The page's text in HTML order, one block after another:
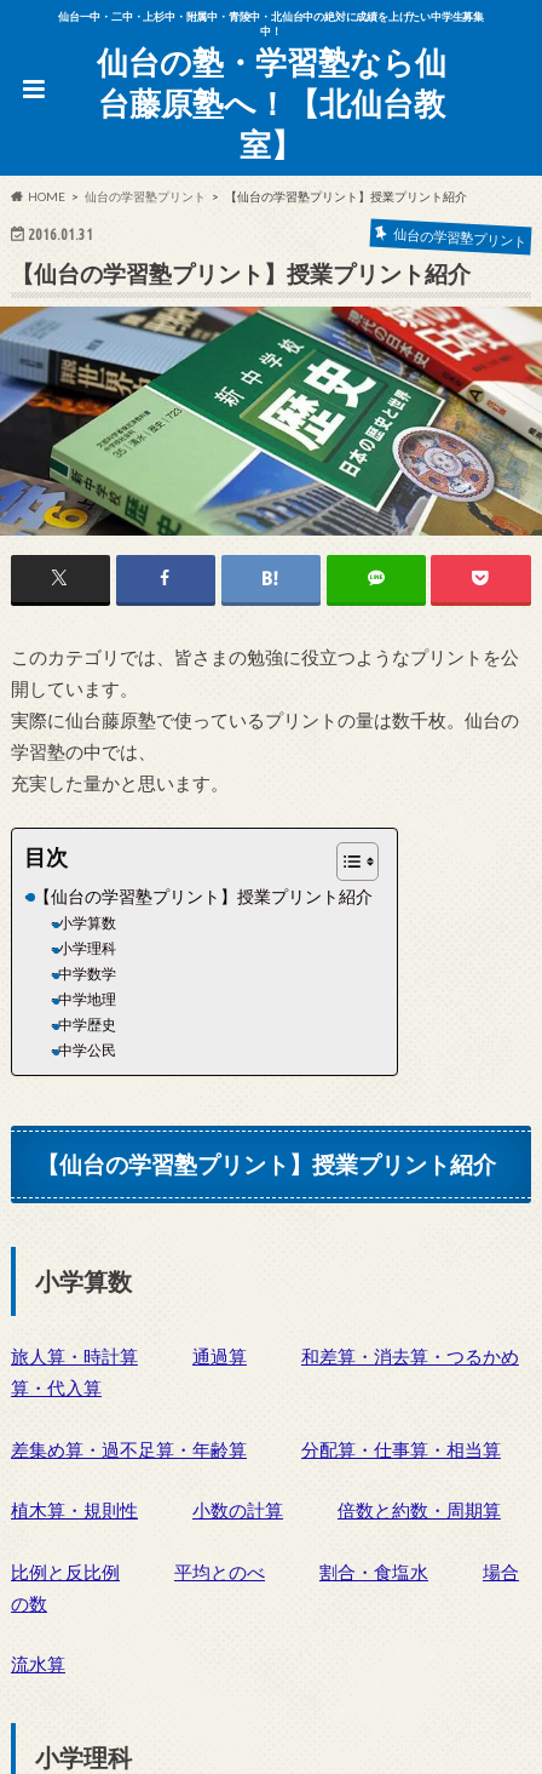
仙台一中・二中・上杉中・附属中・青陵中・北仙台中の絶対に成績を上げたい中学生募集
中！
仙台の塾・学習塾なら仙
台藤原塾へ！【北仙台教
室】
HOME 仙台の学習塾プリント 【仙台の学習塾プリント】授業プリント紹介
2016.01.31 仙台の学習塾プリント
【仙台の学習塾プリント】授業プリント紹介
このカテゴリでは、皆さまの勉強に役立つようなプリントを公
開しています。
実際に仙台藤原塾で使っているプリントの量は数千枚。仙台の
学習塾の中では、
充実した量かと思います。
目次
【仙台の学習塾プリント】授業プリント紹介
小学算数
小学理科
中学数学
中学地理
中学歴史
中学公民
【仙台の学習塾プリント】授業プリント紹介
小学算数
旅人算・時計算 通過算
和差算・消去算・つるかめ
算・代入算
差集め算・過不足算・年齢算 分配算・仕事算・相当算
植木算・規則性 小数の計算 倍数と約数・周期算
比例と反比例 平均とのべ 割合・食塩水
場合
の数
流水算
小学理科